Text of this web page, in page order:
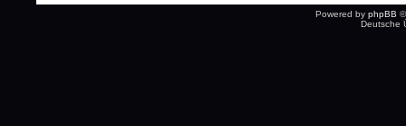
Powered by phpBB
Deutsche